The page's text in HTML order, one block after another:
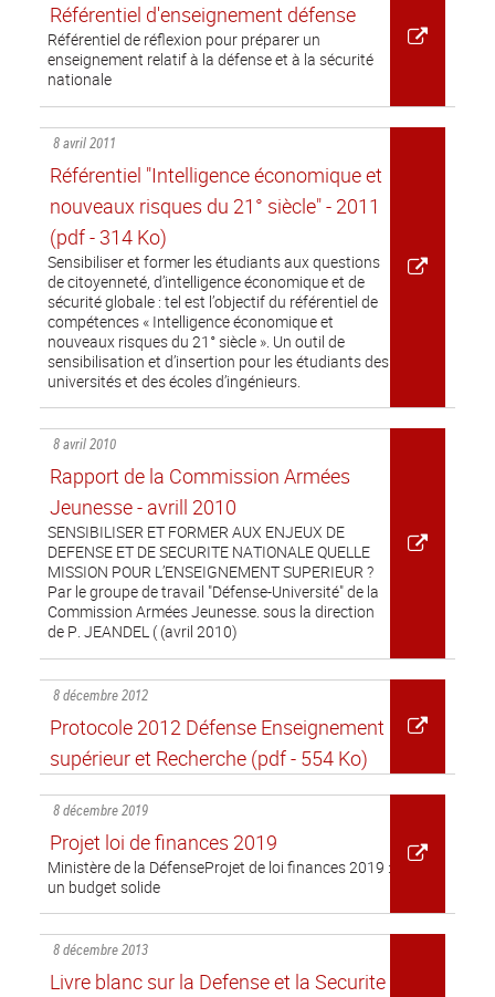
Référentiel d'enseignement défense
Référentiel de réflexion pour préparer un
enseignement relatif à la défense et à la sécurité
nationale
8 avril 2011
Référentiel "Intelligence économique et
nouveaux risques du 21° siècle" - 2011
(pdf - 314 Ko)
Sensibiliser et former les étudiants aux questions
de citoyenneté, d’intelligence économique et de
sécurité globale : tel est l’objectif du référentiel de
compétences « Intelligence économique et
nouveaux risques du 21° siècle ». Un outil de
sensibilisation et d’insertion pour les étudiants des
universités et des écoles d’ingénieurs.
8 avril 2010
Rapport de la Commission Armées
Jeunesse - avrill 2010
SENSIBILISER ET FORMER AUX ENJEUX DE
DEFENSE ET DE SECURITE NATIONALE QUELLE
MISSION POUR L’ENSEIGNEMENT SUPERIEUR ?
Par le groupe de travail "Défense-Université" de la
Commission Armées Jeunesse. sous la direction
de P. JEANDEL ( (avril 2010)
8 décembre 2012
Protocole 2012 Défense Enseignement
supérieur et Recherche (pdf - 554 Ko)
8 décembre 2019
Projet loi de finances 2019
Ministère de la DéfenseProjet de loi finances 2019 :
un budget solide
8 décembre 2013
Livre blanc sur la Defense et la Securite